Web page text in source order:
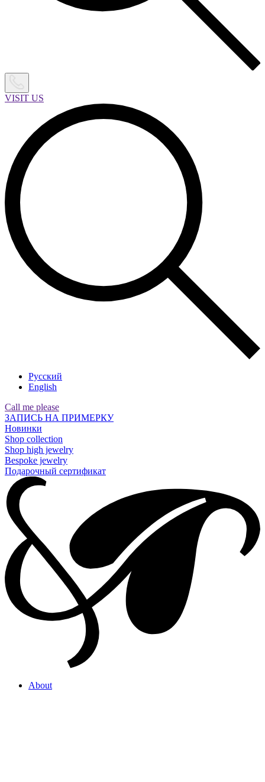
VISIT US
Русский
English
Call me please
ЗАПИСЬ НА ПРИМЕРКУ
Новинки
Shop collection
Shop high jewelry
Bespoke jewelry
Подарочный сертификат
About